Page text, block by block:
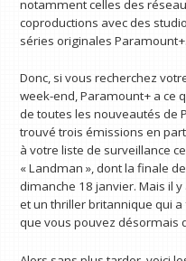
notamment celles des
coproductions avec des
séries originales Paramount+.
Donc, si vous recherchez
week-end, Paramount+ a ce
de toutes les nouveautés de
trouvé trois émissions en
à votre liste de surveillance
« Landman », dont la finale
dimanche 18 janvier. Mais il
et un thriller britannique qui
que vous pouvez désormais